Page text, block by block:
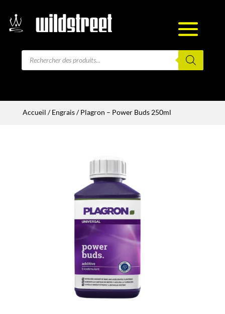
Recherche
Accueil /Engrais/ Plagron – Power Buds 250ml